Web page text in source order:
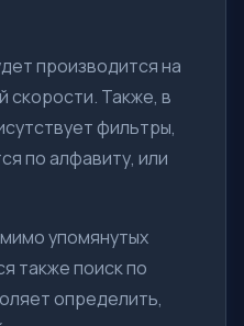
производится на
скорости. Также, в
фильтры,
по алфавиту, или
упомянутых
также поиск по
определить,